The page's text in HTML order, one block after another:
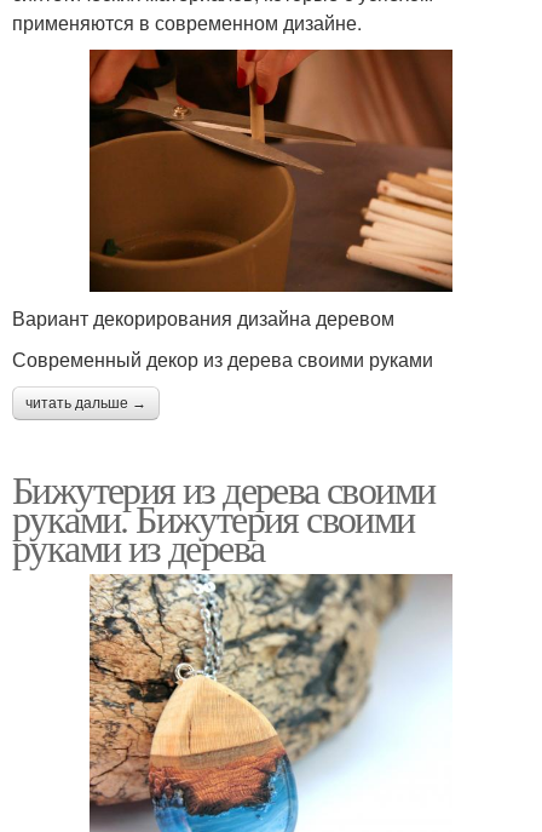
применяются в современном дизайне.
Вариант декорирования дизайна деревом
Современный декор из дерева своими руками
читать дальше →
Бижутерия из дерева своими
руками. Бижутерия своими
руками из дерева